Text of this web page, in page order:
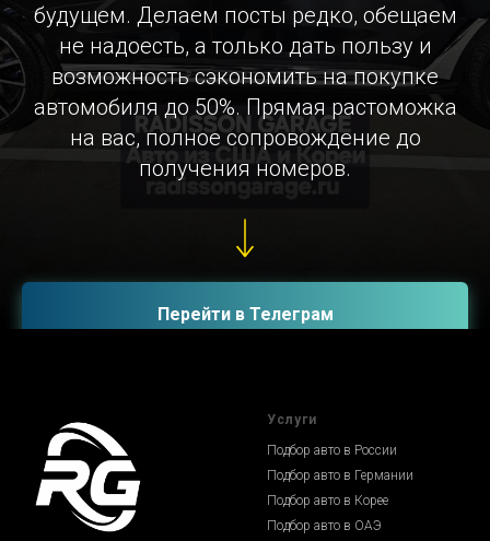
будущем. Делаем посты редко, обещаем
не надоесть, а только дать пользу и
возможность сэкономить на покупке
автомобиля до 50%. Прямая растоможка
на вас, полное сопровождение до
получения номеров.
Перейти в Телеграм
Услуги
Подбор авто в России
Подбор авто в Германии
Подбор авто в Корее
Подбор авто в ОАЭ